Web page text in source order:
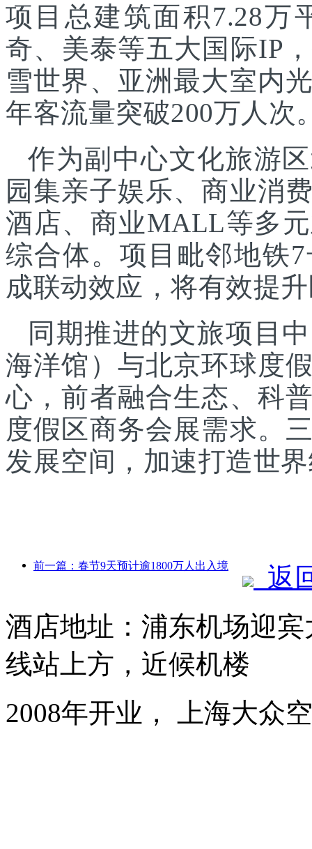
项目总建筑面积7.28万
奇、美泰等五大国际IP
雪世界、亚洲最大室内
年客流量突破200万人次
作为副中心文化旅游
园集亲子娱乐、商业消
酒店、商业MALL等多
综合体。项目毗邻地铁
成联动效应，将有效提
同期推进的文旅项目
海洋馆）与北京环球度
心，前者融合生态、科
度假区商务会展需求。
发展空间，加速打造世
前一篇：春节9天预计逾1800万人出入境
返
酒店地址：浦东机场迎
线站上方，近候机楼
2008年开业， 上海大